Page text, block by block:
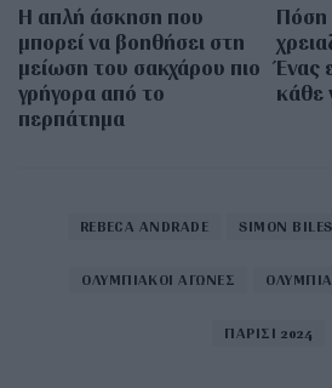
Η απλή άσκηση που
μπορεί να βοηθήσει στη
μείωση του σακχάρου πιο
γρήγορα από το
περπάτημα
Πόση
Ένας
κάθε
REBECA ANDRADE SIMON BILES
ΟΛΥΜΠΙΑΚΟΙ ΑΓΩΝΕΣ
ΠΑΡΙΣΙ 2024